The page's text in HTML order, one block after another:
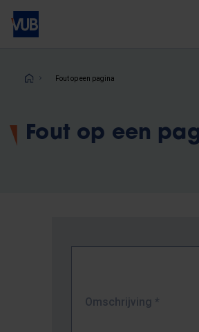
Overslaan
naar
inhoudKruimelpad
Fout op een pagina
Fout op een
Omschrijving *